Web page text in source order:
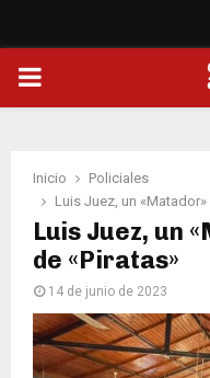
PRIMARY
Inicio
Policiales
Luis Juez, un
Luis Juez, un
de «Piratas»
14 de junio de 2023